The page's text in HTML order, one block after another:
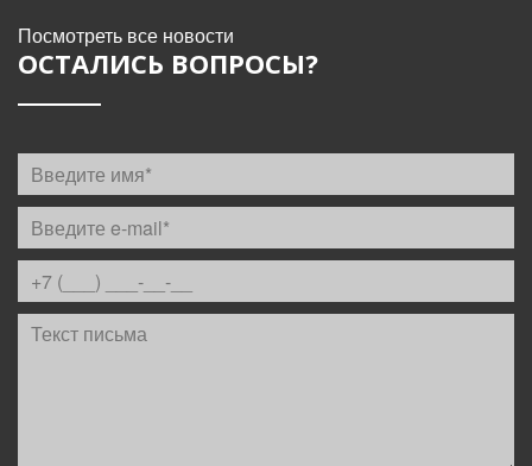
Посмотреть все новости
ОСТАЛИСЬ ВОПРОСЫ?